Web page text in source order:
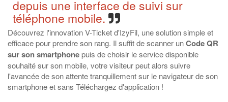
depuis une interface de suivi sur
téléphone mobile.
Découvrez l'innovation V-Ticket d'IzyFil, une solution simple et
efficace pour prendre son rang. Il suffit de scanner unCode QR
sur son smartphonepuis de choisir le service disponible
souhaité sur son mobile, votre visiteur peut alors suivre
l'avancée de son attente tranquillement sur le navigateur de son
smartphone et sans Téléchargez d'application !